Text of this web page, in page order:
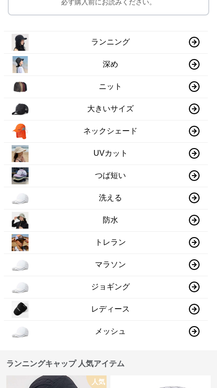
必ず購入前にお読みください。
ランニング
深め
ニット
大きいサイズ
ネックシェード
UVカット
つば短い
洗える
防水
トレラン
マラソン
ジョギング
レディース
メッシュ
ランニングキャップ 人気アイテム
人気